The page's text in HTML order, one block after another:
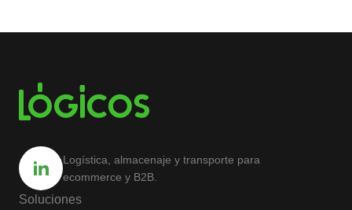
Logística, almacenaje y transporte para
ecommerce y B2B.
Soluciones